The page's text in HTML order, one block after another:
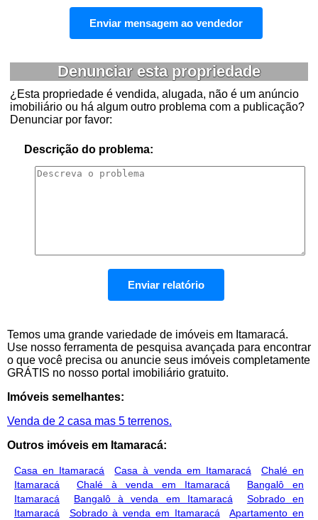
Denunciar esta propriedade
¿Esta propriedade é vendida, alugada, não é um anúncio
imobiliário ou há algum outro problema com a publicação?
Denunciar por favor:
Descrição do problema:
Temos uma grande variedade de imóveis em Itamaracá.
Use nosso ferramenta de pesquisa avançada para encontrar
o que você precisa ou anuncie seus imóveis completamente
GRÁTIS no nosso portal imobiliário gratuito.
Imóveis semelhantes:
Venda de 2 casa mas 5 terrenos.
Outros imóveis em Itamaracá:
Casa en Itamaracá Casa à venda em Itamaracá
Chalé en
Itamaracá
Chalé à venda em Itamaracá
Bangalô en
Itamaracá
Bangalô à venda em Itamaracá
Sobrado en
Itamaracá
Sobrado à venda em Itamaracá
Apartamento en